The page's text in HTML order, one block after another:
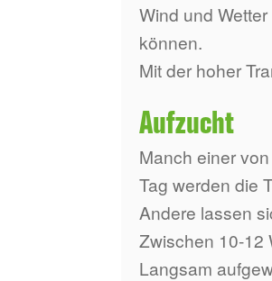
Wind und
können.
Mit der hoher
Aufzucht
Manch einer
Tag werden die
Andere lassen
Zwischen 10-12
Langsam